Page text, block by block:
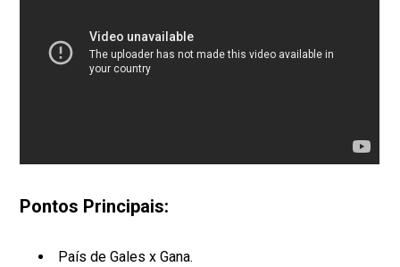
Pontos Principais:
País de Gales x Gana.